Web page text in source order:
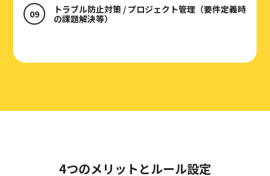
トラブル防止対策 / プロジェクト管理（要件定義時
の課題解決等）
4つのメリットとルール設定